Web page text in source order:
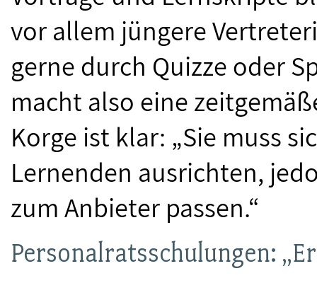
vor allem jüngere
gerne durch Quizze oder
macht also eine
Korge ist klar: „Sie muss
Lernenden ausrichten,
zum Anbieter passen.“
Personalratsschulungen: